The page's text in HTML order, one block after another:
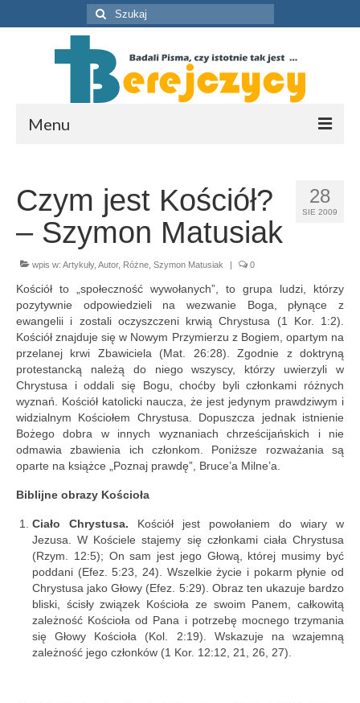
Szuklaj
w:
Menu
Zasoby
Artykuły
Publikacje
Multimedia
Wykłady i konferencje
Nowości w serwisie
Kontakt
28
SIE 2009
Czym jest Kościół?
– Szymon Matusiak
wpis w: Artykuły, Autor, Różne Szymon Matusiak | 0
Kościół to „społeczność wywołanych”, to grupa ludzi, którzy
pozytywnie odpowiedzieli na wezwanie Boga, płynące z
ewangelii i zostali oczyszczeni krwią Chrystusa (1 Kor. 1:2).
Kościół znajduje się w Nowym Przymierzu z Bogiem, opartym na
przelanej krwi Zbawiciela (Mat. 26:28). Zgodnie z doktryną
protestancką należą do niego wszyscy, którzy uwierzyli w
Chrystusa i oddali się Bogu, choćby byli członkami różnych
wyznań. Kościół katolicki naucza, że jest jedynym prawdziwym i
widzialnym Kościołem Chrystusa. Dopuszcza jednak istnienie
Bożego dobra w innych wyznaniach chrześcijańskich i nie
odmawia zbawienia ich członkom. Poniższe rozważania są
oparte na książce „Poznaj prawdę”, Bruce’a Milne’a.
Biblijne obrazy Kościoła
Ciało Chrystusa. Kościół jest powołaniem do wiary w
Jezusa. W Kościele stajemy się członkami ciała Chrystusa
(Rzym. 12:5); On sam jest jego Głową, której musimy być
poddani (Efez. 5:23, 24). Wszelkie życie i pokarm płynie od
Chrystusa jako Głowy (Efez. 5:29). Obraz ten ukazuje bardzo
bliski, ścisły związek Kościoła ze swoim Panem, całkowitą
zależność Kościoła od Pana i potrzebę mocnego trzymania
się Głowy Kościoła (Kol. 2:19). Wskazuje na wzajemną
zależność jego członków (1 Kor. 12:12, 21, 26, 27).